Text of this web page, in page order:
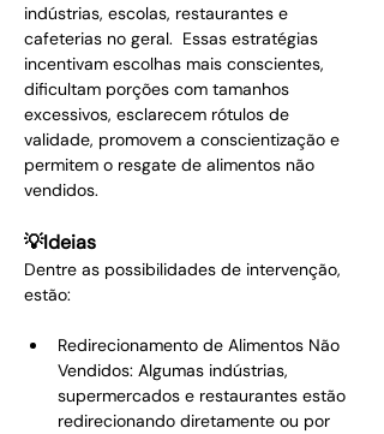
indústrias, escolas, restaurantes e
cafeterias no geral.  Essas estratégias
incentivam escolhas mais conscientes,
dificultam porções com tamanhos
excessivos, esclarecem rótulos de
validade, promovem a conscientização e
permitem o resgate de alimentos não
vendidos.
💡Ideias
Dentre as possibilidades de intervenção,
estão:
Redirecionamento de Alimentos Não
Vendidos: Algumas indústrias,
supermercados e restaurantes estão
redirecionando diretamente ou por